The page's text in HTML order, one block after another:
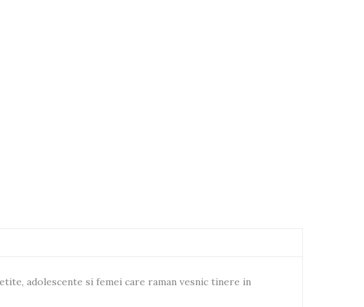
adolescente si femei care raman vesnic tinere in